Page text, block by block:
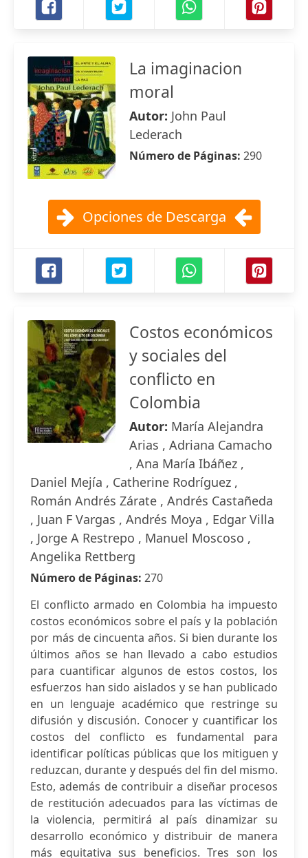
La imaginacion
moral
Autor: John Paul
Lederach
Número de Páginas: 290
Opciones de Descarga
Costos económicos
y sociales del
conflicto en
Colombia
Autor: María Alejandra
Arias , Adriana Camacho
, Ana María Ibáñez ,
Daniel Mejía , Catherine Rodríguez ,
Román Andrés Zárate , Andrés Castañeda
, Juan F Vargas , Andrés Moya , Edgar Villa
, Jorge A Restrepo , Manuel Moscoso ,
Angelika Rettberg
Número de Páginas: 270
El conflicto armado en Colombia ha impuesto
costos económicos sobre el país y la población
por más de cincuenta años. Si bien durante los
últimos años se han llevado a cabo estudios
para cuantificar algunos de estos costos, los
esfuerzos han sido aislados y se han publicado
en un lenguaje académico que restringe su
difusión y discusión. Conocer y cuantificar los
costos del conflicto es fundamental para
identificar políticas públicas que los mitiguen y
reduzcan, durante y después del fin del mismo.
Esto, además de contribuir a diseñar procesos
de restitución adecuados para las víctimas de
la violencia, permitirá al país dinamizar su
desarrollo económico y distribuir de manera
más equitativa sus beneficios. Tres son los